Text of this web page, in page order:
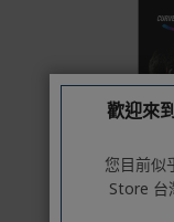
本網站提供以下付
信用卡一
別
率/滿1萬
歡迎來
您目前似
Store 台